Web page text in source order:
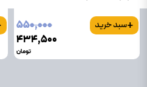
+سبد خرید
۵۵۰٬۰۰۰
۴۳۴٬۵۰۰
تومان